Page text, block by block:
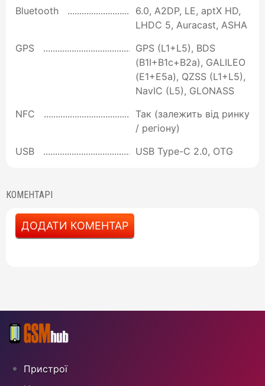
Bluetooth
6.0, A2DP, LE, aptX HD,
LHDC 5, Auracast, ASHA
GPS
GPS (L1+L5), BDS
(B1I+B1c+B2a), GALILEO
(E1+E5a), QZSS (L1+L5),
NavIC (L5), GLONASS
NFC
Так (залежить від ринку
/ регіону)
USB
USB Type-C 2.0, OTG
КОМЕНТАРІ
ДОДАТИ КОМЕНТАР
Пристрої